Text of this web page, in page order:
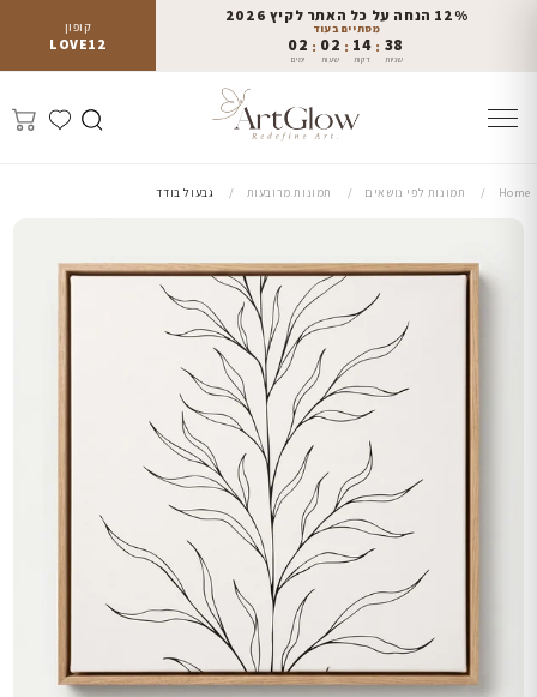
קופון
LOVE12
12% הנחה על כל האתר לקיץ 2026
מסתיים בעוד
02
ימים
: 02
שעות
: 14
דקות
: 37
שניות
Home תמונות לפי נושאים תמונות מרובעות גבעול בודד